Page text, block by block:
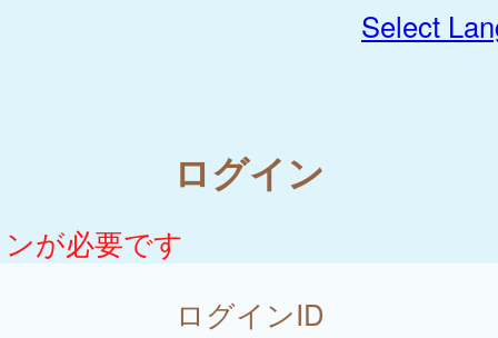
Select
ログイン
が必要です
ログインID